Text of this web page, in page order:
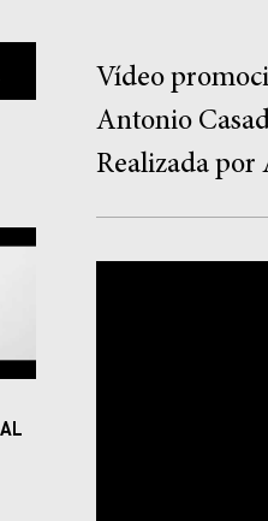
Vídeo
Antonio
Realizada por